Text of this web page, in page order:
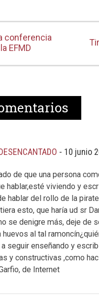
conferencia
EFMD
- 10 junio
de que una persona
hablar,esté viviendo y
hablar del rollo de la
esto, que haría ud sr
se denigre más, deje de
huevos al tal
seguir enseñando y
y constructivas ,como
de Internet